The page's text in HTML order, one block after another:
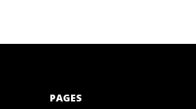
PAGES